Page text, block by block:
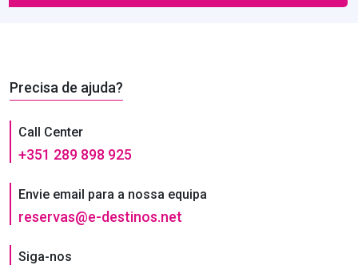
Precisa de ajuda?
Call Center
+351 289 898 925
Envie email para a nossa equipa
reservas@e-destinos.net
Siga-nos